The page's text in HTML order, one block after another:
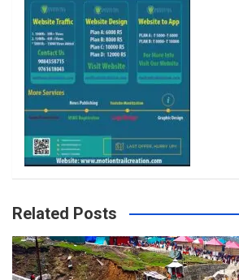
m
Related Posts